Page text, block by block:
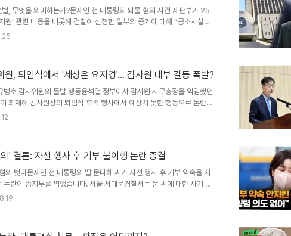
국 대표는 문 전 대통령의 환대에 감사를 표하며, '3년은 너..
, 무엇을 의미하는가?문재인 전 대통령의 뇌물 혐의 사건 재판부가 25
원’ 관련 내용을 비롯해 검찰이 신청한 일부의 증거에 대해 “공소사실과
을 기각했다. 이는 재판부가 사건의 핵심 쟁점을 명확히 하고, 불필요한
공소사실과 관련 없는 증거가 85%고, 관련 있는 증거는 15%에 불과해
장했다. 이는 검찰의 무리한 수사와 기소를 비판하는 강력한 메시지..
원, 퇴임식에서 '세상은 요지경'… 감사원 내부 갈등 폭발?
병호 감사위원의 돌발 행동윤석열 정부에서 감사원 사무총장을 역임했던
최재해 감사원장의 퇴임식 후속 행사에서 예상치 못한 행동으로 논란의
1990년대 유행가 '세상은 요지경'을 틀어놓고 참석자들을 향해 고성을
미 국정감사에서 TF의 구성과 활동에 대해 '위법'이라고 주장한 바 있으
발 행동이 아닌, 감사원 내부의 갈등을 표출하는 신호로 해석될 수 있..
' 결론: 자선 행사 후 기부 불이행 논란 종결
의 벗다문재인 전 대통령의 딸 문다혜 씨가 자선 행사 후 기부 약속을 지
논란에 종지부를 찍었습니다. 서울 서대문경찰서는 문 씨에 대한 사기 및
고발 사건에 대해 불송치 결정을 내렸습니다. 이는 문 씨가 2022년 12월